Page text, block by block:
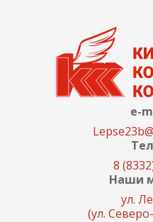
e-
8
Наши
ул.
(ул.